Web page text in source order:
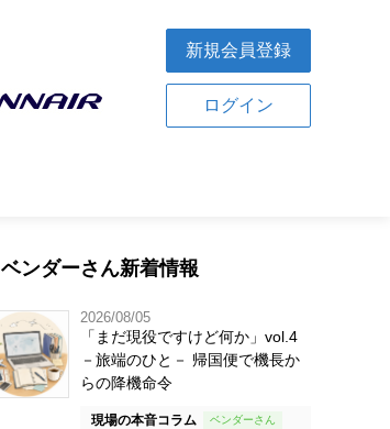
新規会員登録
ログイン
ベンダーさん新着情報
2026/08/05
「まだ現役ですけど何か」vol.4
－旅端のひと－ 帰国便で機長か
らの降機命令
現場の本音コラム